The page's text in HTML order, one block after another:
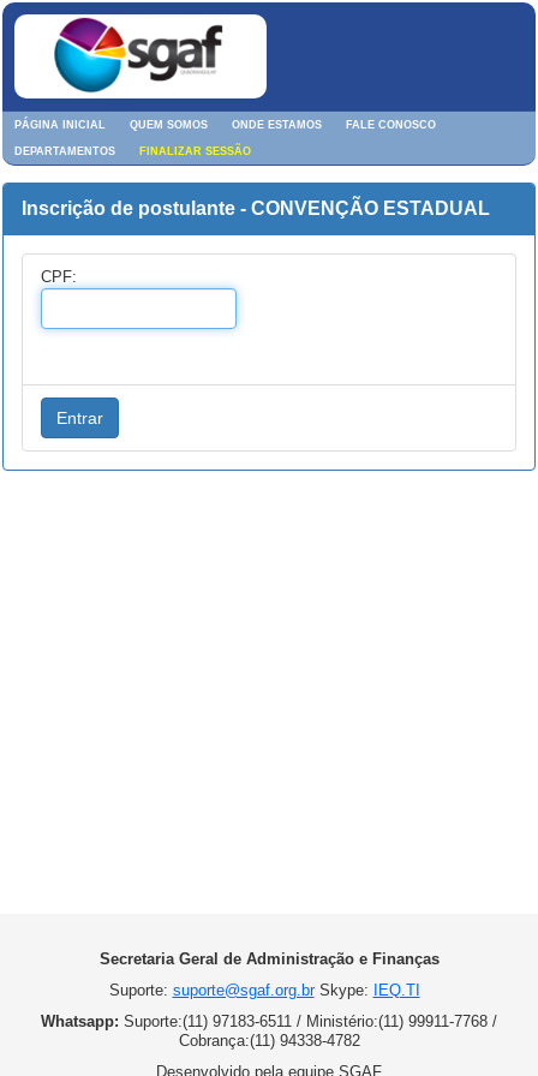
PÁGINA INICIAL QUEM SOMOS ONDE ESTAMOS FALE CONOSCO
DEPARTAMENTOS FINALIZAR SESSÃO
Inscrição de postulante - CONVENÇÃO ESTADUAL
CPF:
Secretaria Geral de Administração e Finanças
Suporte: suporte@sgaf.org.brSkype:
IEQ.TI
Whatsapp: Suporte:(11) 97183-6511 / Ministério:(11) 99911-7768 /
Cobrança:(11) 94338-4782
Desenvolvido pela equipe SGAF